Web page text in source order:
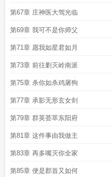
第67章 庄神医大驾光临
第69章 我可不是你师父
第71章 愿我如星君如月
第73章 前往剿灭岭南派
第75章 杀你如杀鸡屠狗
第77章 承影无形玄女剑
第79章 群英荟萃东阳府
第81章 这件事由我做主
第83章 再多嘴灭你全家
第85章 便是郡首又如何